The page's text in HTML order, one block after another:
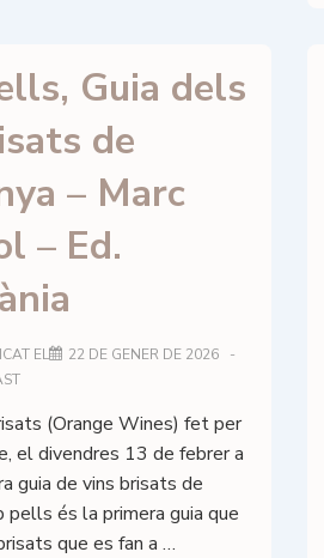
Guia dels
de
– Marc
– Ed.
EL
22 DE GENER DE 2026
(Orange Wines) fet per
el divendres 13 de febrer a
guia de vins brisats de
pells és la primera guia que
que es fan a …